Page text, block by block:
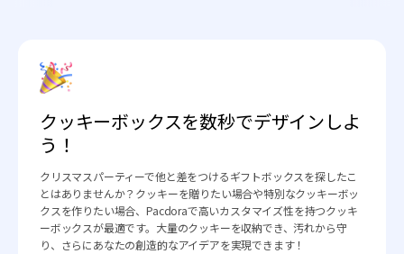
クッキーボックスを数秒でデザインしよ
う！
クリスマスパーティーで他と差をつけるギフトボックスを探したこ
とはありませんか？クッキーを贈りたい場合や特別なクッキーボッ
クスを作りたい場合、Pacdoraで高いカスタマイズ性を持つクッキ
ーボックスが最適です。大量のクッキーを収納でき、汚れから守
り、さらにあなたの創造的なアイデアを実現できます！